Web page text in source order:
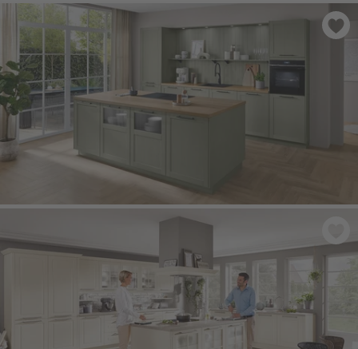
FRAME 613 - Tekstura białego drewna
- Laminat lakierowany, struktura drewna oliwka